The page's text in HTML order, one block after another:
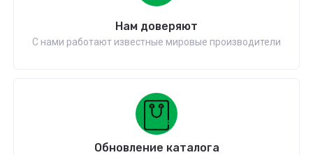
Нам доверяют
С нами работают известные мировые производители
Обновление каталога